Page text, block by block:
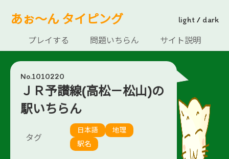
あぉ～ん タイピング light / dark
プレイする 問題いちらん サイト説明
No.1010220
ＪＲ予讃線(高松－松山)の
駅いちらん
タグ
日本語
地理
駅名